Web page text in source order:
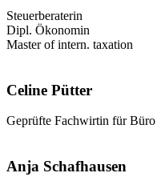
Steuerberaterin
Dipl. Ökonomin
Master of intern. taxation
Celine Pütter
Geprüfte Fachwirtin für
Anja Schafhausen